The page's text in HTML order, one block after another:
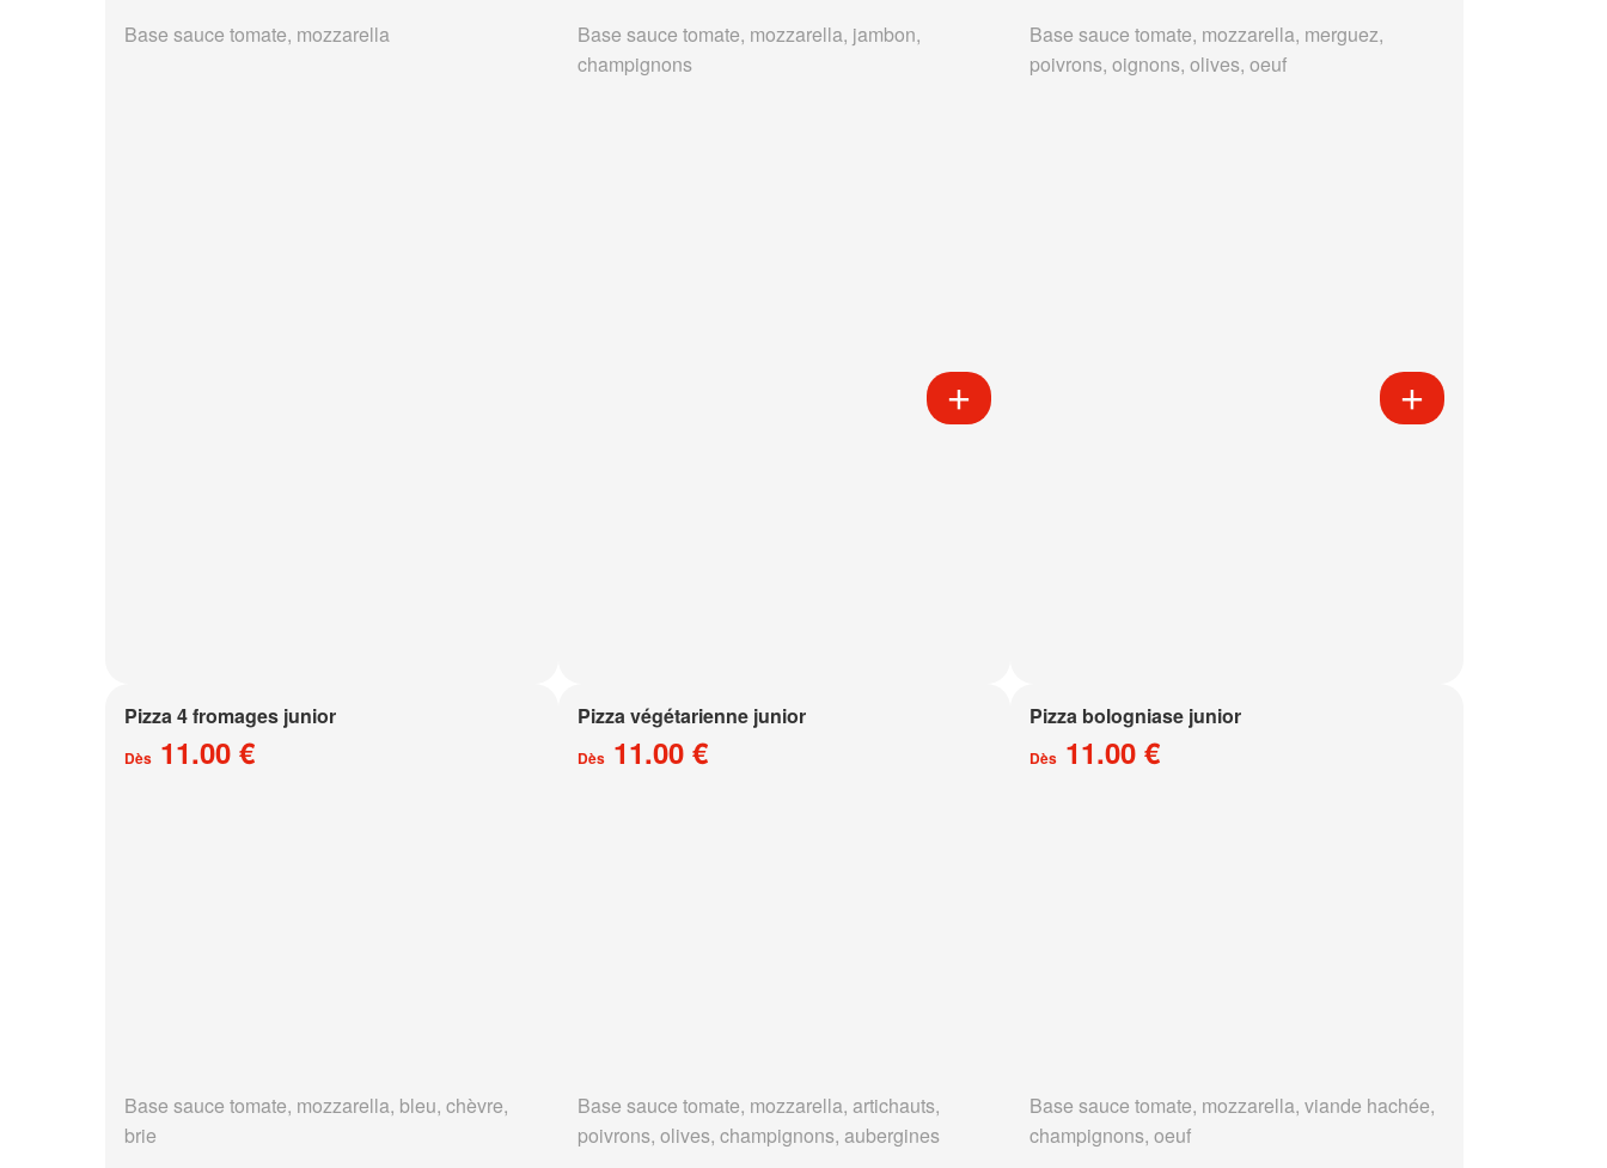
Base sauce tomate, mozzarella
Base sauce tomate, mozzarella, jambon,
champignons
Base sauce tomate, mozzarella, merguez,
poivrons, oignons, olives, oeuf
Pizza 4 fromages junior
Dès 11.00 €
Base sauce tomate, mozzarella, bleu, chèvre,
brie
Pizza végétarienne junior
Dès11.00 €
Base sauce tomate, mozzarella, artichauts,
poivrons, olives, champignons, aubergines
Pizza bologniase junior
Dès 11.00 €
Base sauce tomate, mozzarella, viande hachée,
champignons, oeuf